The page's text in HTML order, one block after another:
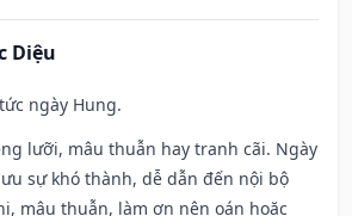
Diệu
ngày Hung.
lưỡi, mâu thuẫn hay tranh cãi. Ngày
sự khó thành, dễ dẫn đến nội bộ
mâu thuẫn, làm ơn nên oán hoặc